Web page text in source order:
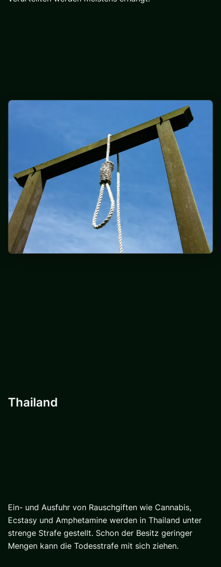
Thailand
Ein- und Ausfuhr von Rauschgiften wie Cannabis,
Ecstasy und Amphetamine werden in Thailand unter
strenge Strafe gestellt. Schon der Besitz geringer
Mengen kann die Todesstrafe mit sich ziehen.